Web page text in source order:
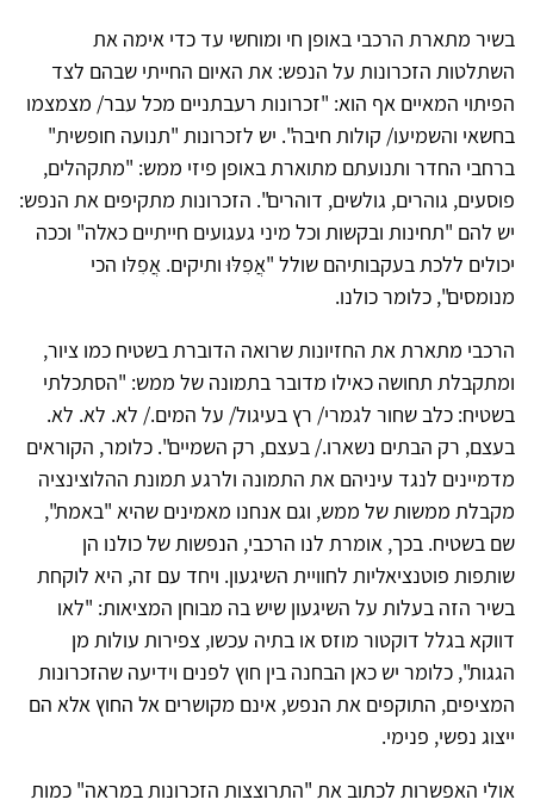
בשיר מתארת הרכבי באופן חי ומוחשי עד כדי אימה את
השתלטות הזכרונות על הנפש: את האיום החייתי שבהם לצד
הפיתוי המאיים אף הוא: "זכרונות רעבתניים מכל עבר/ מצמצמו
בחשאי והשמיעו/ קולות חיבה". יש לזכרונות "תנועה חופשית"
ברחבי החדר ותנועתם מתוארת באופן פיזי ממש: "מתקהלים,
פוסעים, גוהרים, גולשים, דוהרים". הזכרונות מתקיפים את הנפש:
יש להם "תחינות ובקשות וכל מיני געגועים חייתיים כאלה" וככה
יכולים ללכת בעקבותיהם שולל "אֲפִלּוּ ותיקים. אֲפִלּו הכי
מנומסים", כלומר כולנו.
הרכבי מתארת את החזיונות שרואה הדוברת בשטיח כמו ציור,
ומתקבלת תחושה כאילו מדובר בתמונה של ממש: "הסתכלתי
בשטיח: כלב שחור לגמרי/ רץ בעיגול/ על המים./ לא. לא. לא.
בעצם, רק הבתים נשארו./ בעצם, רק השמיים". כלומר, הקוראים
מדמיינים לנגד עיניהם את התמונה ולרגע תמונת ההלוצינציה
מקבלת ממשות של ממש, וגם אנחנו מאמינים שהיא "באמת",
שם בשטיח. בכך, אומרת לנו הרכבי, הנפשות של כולנו הן
שותפות פוטנציאליות לחוויית השיגעון. ויחד עם זה, היא לוקחת
בשיר הזה בעלות על השיגעון שיש בה מבוחן המציאות: "לאו
דווקא בגלל דוקטור מוזס או בתיה עכשו, צפירות עולות מן
הגגות", כלומר יש כאן הבחנה בין חוץ לפנים וידיעה שהזכרונות
המציפים, התוקפים את הנפש, אינם מקושרים אל החוץ אלא הם
ייצוג נפשי, פנימי.
אולי האפשרות לכתוב את "התרוצצות הזכרונות במראה" כמות